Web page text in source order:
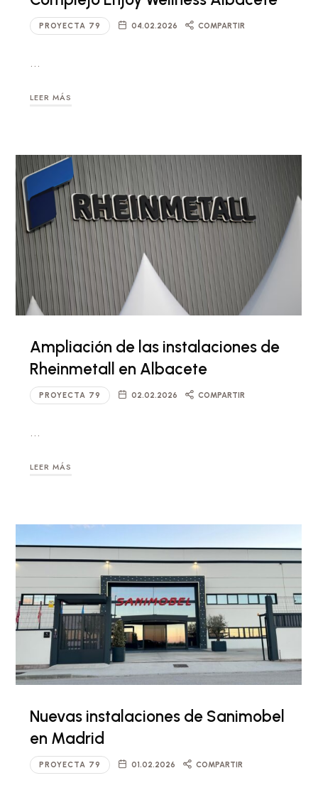
PROYECTA 79 04.02.2026 COMPARTIR
…
LEER MÁS
Ampliación de las instalaciones de
Rheinmetall en Albacete
PROYECTA 79 02.02.2026 COMPARTIR
…
LEER MÁS
Nuevas instalaciones de Sanimobel
en Madrid
PROYECTA 79 01.02.2026 COMPARTIR